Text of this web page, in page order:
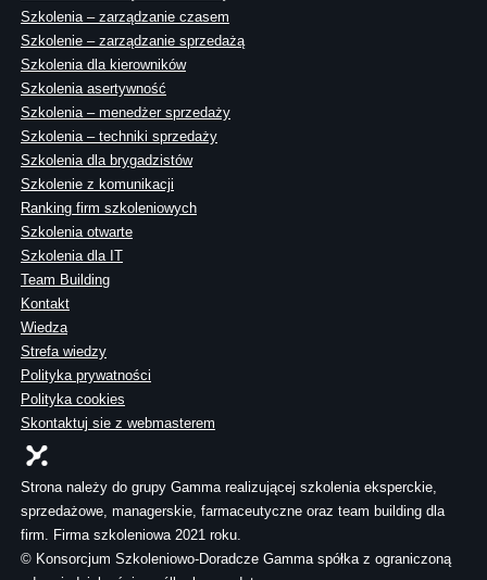
Szkolenia – zarządzanie czasem
Szkolenie – zarządzanie sprzedażą
Szkolenia dla kierowników
Szkolenia asertywność
Szkolenia – menedżer sprzedaży
Szkolenia – techniki sprzedaży
Szkolenia dla brygadzistów
Szkolenie z komunikacji
Ranking firm szkoleniowych
Szkolenia otwarte
Szkolenia dla IT
Team Building
Kontakt
Wiedza
Strefa wiedzy
Polityka prywatności
Polityka cookies
Skontaktuj sie z webmasterem
Strona należy do grupy Gamma realizującej szkolenia eksperckie,
sprzedażowe, managerskie, farmaceutyczne oraz team building dla
firm. Firma szkoleniowa 2021 roku.
© Konsorcjum Szkoleniowo-Doradcze Gamma spółka z ograniczoną